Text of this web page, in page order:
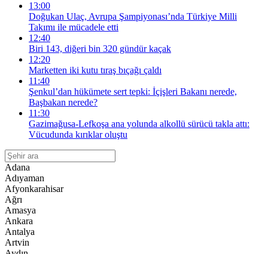
13:00
Doğukan Ulaç, Avrupa Şampiyonası’nda Türkiye Milli
Takımı ile mücadele etti
12:40
Biri 143, diğeri bin 320 gündür kaçak
12:20
Marketten iki kutu tıraş bıçağı çaldı
11:40
Şenkul’dan hükümete sert tepki: İçişleri Bakanı nerede,
Başbakan nerede?
11:30
Gazimağusa-Lefkoşa ana yolunda alkollü sürücü takla attı:
Vücudunda kırıklar oluştu
Adana
Adıyaman
Afyonkarahisar
Ağrı
Amasya
Ankara
Antalya
Artvin